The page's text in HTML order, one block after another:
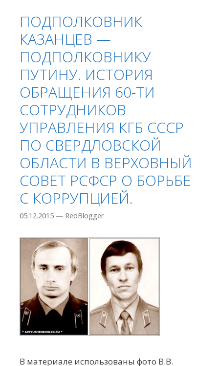
ПОДПОЛКОВНИК
КАЗАНЦЕВ —
ПОДПОЛКОВНИКУ
ПУТИНУ. ИСТОРИЯ
ОБРАЩЕНИЯ 60-ТИ
СОТРУДНИКОВ
УПРАВЛЕНИЯ КГБ СССР
ПО СВЕРДЛОВСКОЙ
ОБЛАСТИ В ВЕРХОВНЫЙ
СОВЕТ РСФСР О БОРЬБЕ
С КОРРУПЦИЕЙ.
05.12.2015 — RedBlogger
В материале использованы фото В.В.